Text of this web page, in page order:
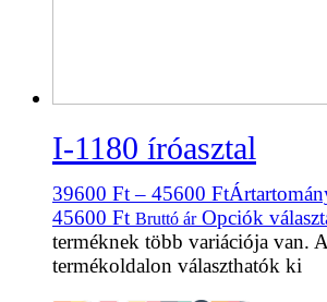
I-1180 íróasztal
39600 Ft – 45600 Ft
45600 Ft Bruttó ár Opciók
terméknek több variációja van.
termékoldalon választhatók ki